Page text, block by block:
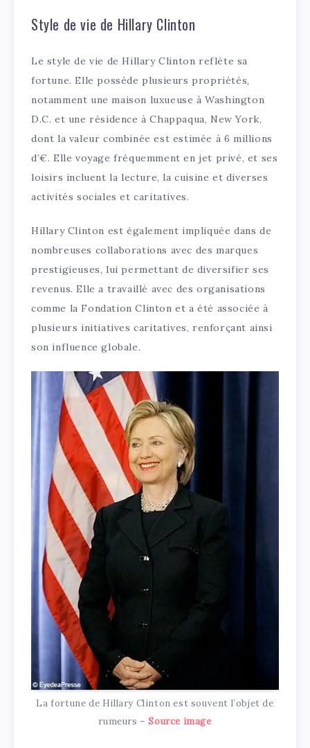
Style de vie de Hillary Clinton
Le style de vie de Hillary Clinton reflète sa
fortune. Elle possède plusieurs propriétés,
notamment une maison luxueuse à Washington
D.C. et une résidence à Chappaqua, New York,
dont la valeur combinée est estimée à 6 millions
d’€. Elle voyage fréquemment en jet privé, et ses
loisirs incluent la lecture, la cuisine et diverses
activités sociales et caritatives.
Hillary Clinton est également impliquée dans de
nombreuses collaborations avec des marques
prestigieuses, lui permettant de diversifier ses
revenus. Elle a travaillé avec des organisations
comme la Fondation Clinton et a été associée à
plusieurs initiatives caritatives, renforçant ainsi
son influence globale.
La fortune de Hillary Clinton est souvent l’objet de
rumeurs –Source image